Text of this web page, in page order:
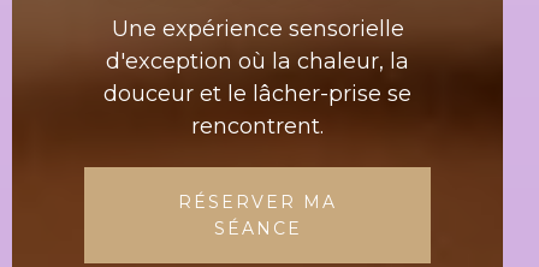
Une expérience sensorielle
d'exception où la chaleur, la
douceur et le lâcher-prise se
rencontrent.
RÉSERVER MA
SÉANCE